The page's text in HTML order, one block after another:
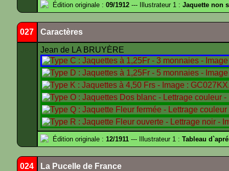
Édition originale : 09/1912 --- Illustrateur 1 : Jaquette non
027 Caractères
Jean de LA BRUYÈRE
Édition originale : 12/1911 --- Illustrateur 1 : Tableau
024 La Pucelle de France